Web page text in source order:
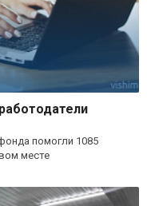
помогли 1085
месте